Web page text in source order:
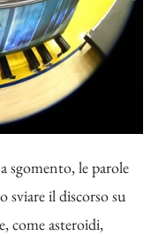
sgomento, le parole
sviare il discorso su
come asteroidi,